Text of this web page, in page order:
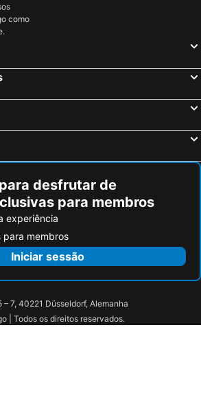
como
desfrutar de
para membros
experiência
membros
Iniciar sessão
– 7, 40221 Düsseldorf, Alemanha
| Todos os direitos reservados.